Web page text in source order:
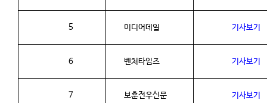
5 미디어데일 기사보기
6 벤처타임즈 기사보기
7 보훈전우신문 기사보기